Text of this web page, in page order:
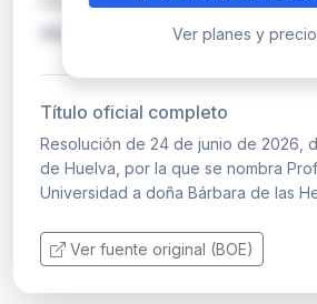
dispone de un plaz…Ver planes y
Título oficial completo
Resolución de 24 de junio de 2026,
de Huelva, por la que se nombra
Universidad a doña Bárbara de las
Ver fuente original (BOE)